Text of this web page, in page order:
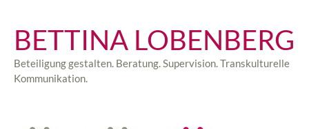
springen
BETTINA LOBENBERG
Beteiligung gestalten. Beratung. Supervision. Transkulturelle
Kommunikation.